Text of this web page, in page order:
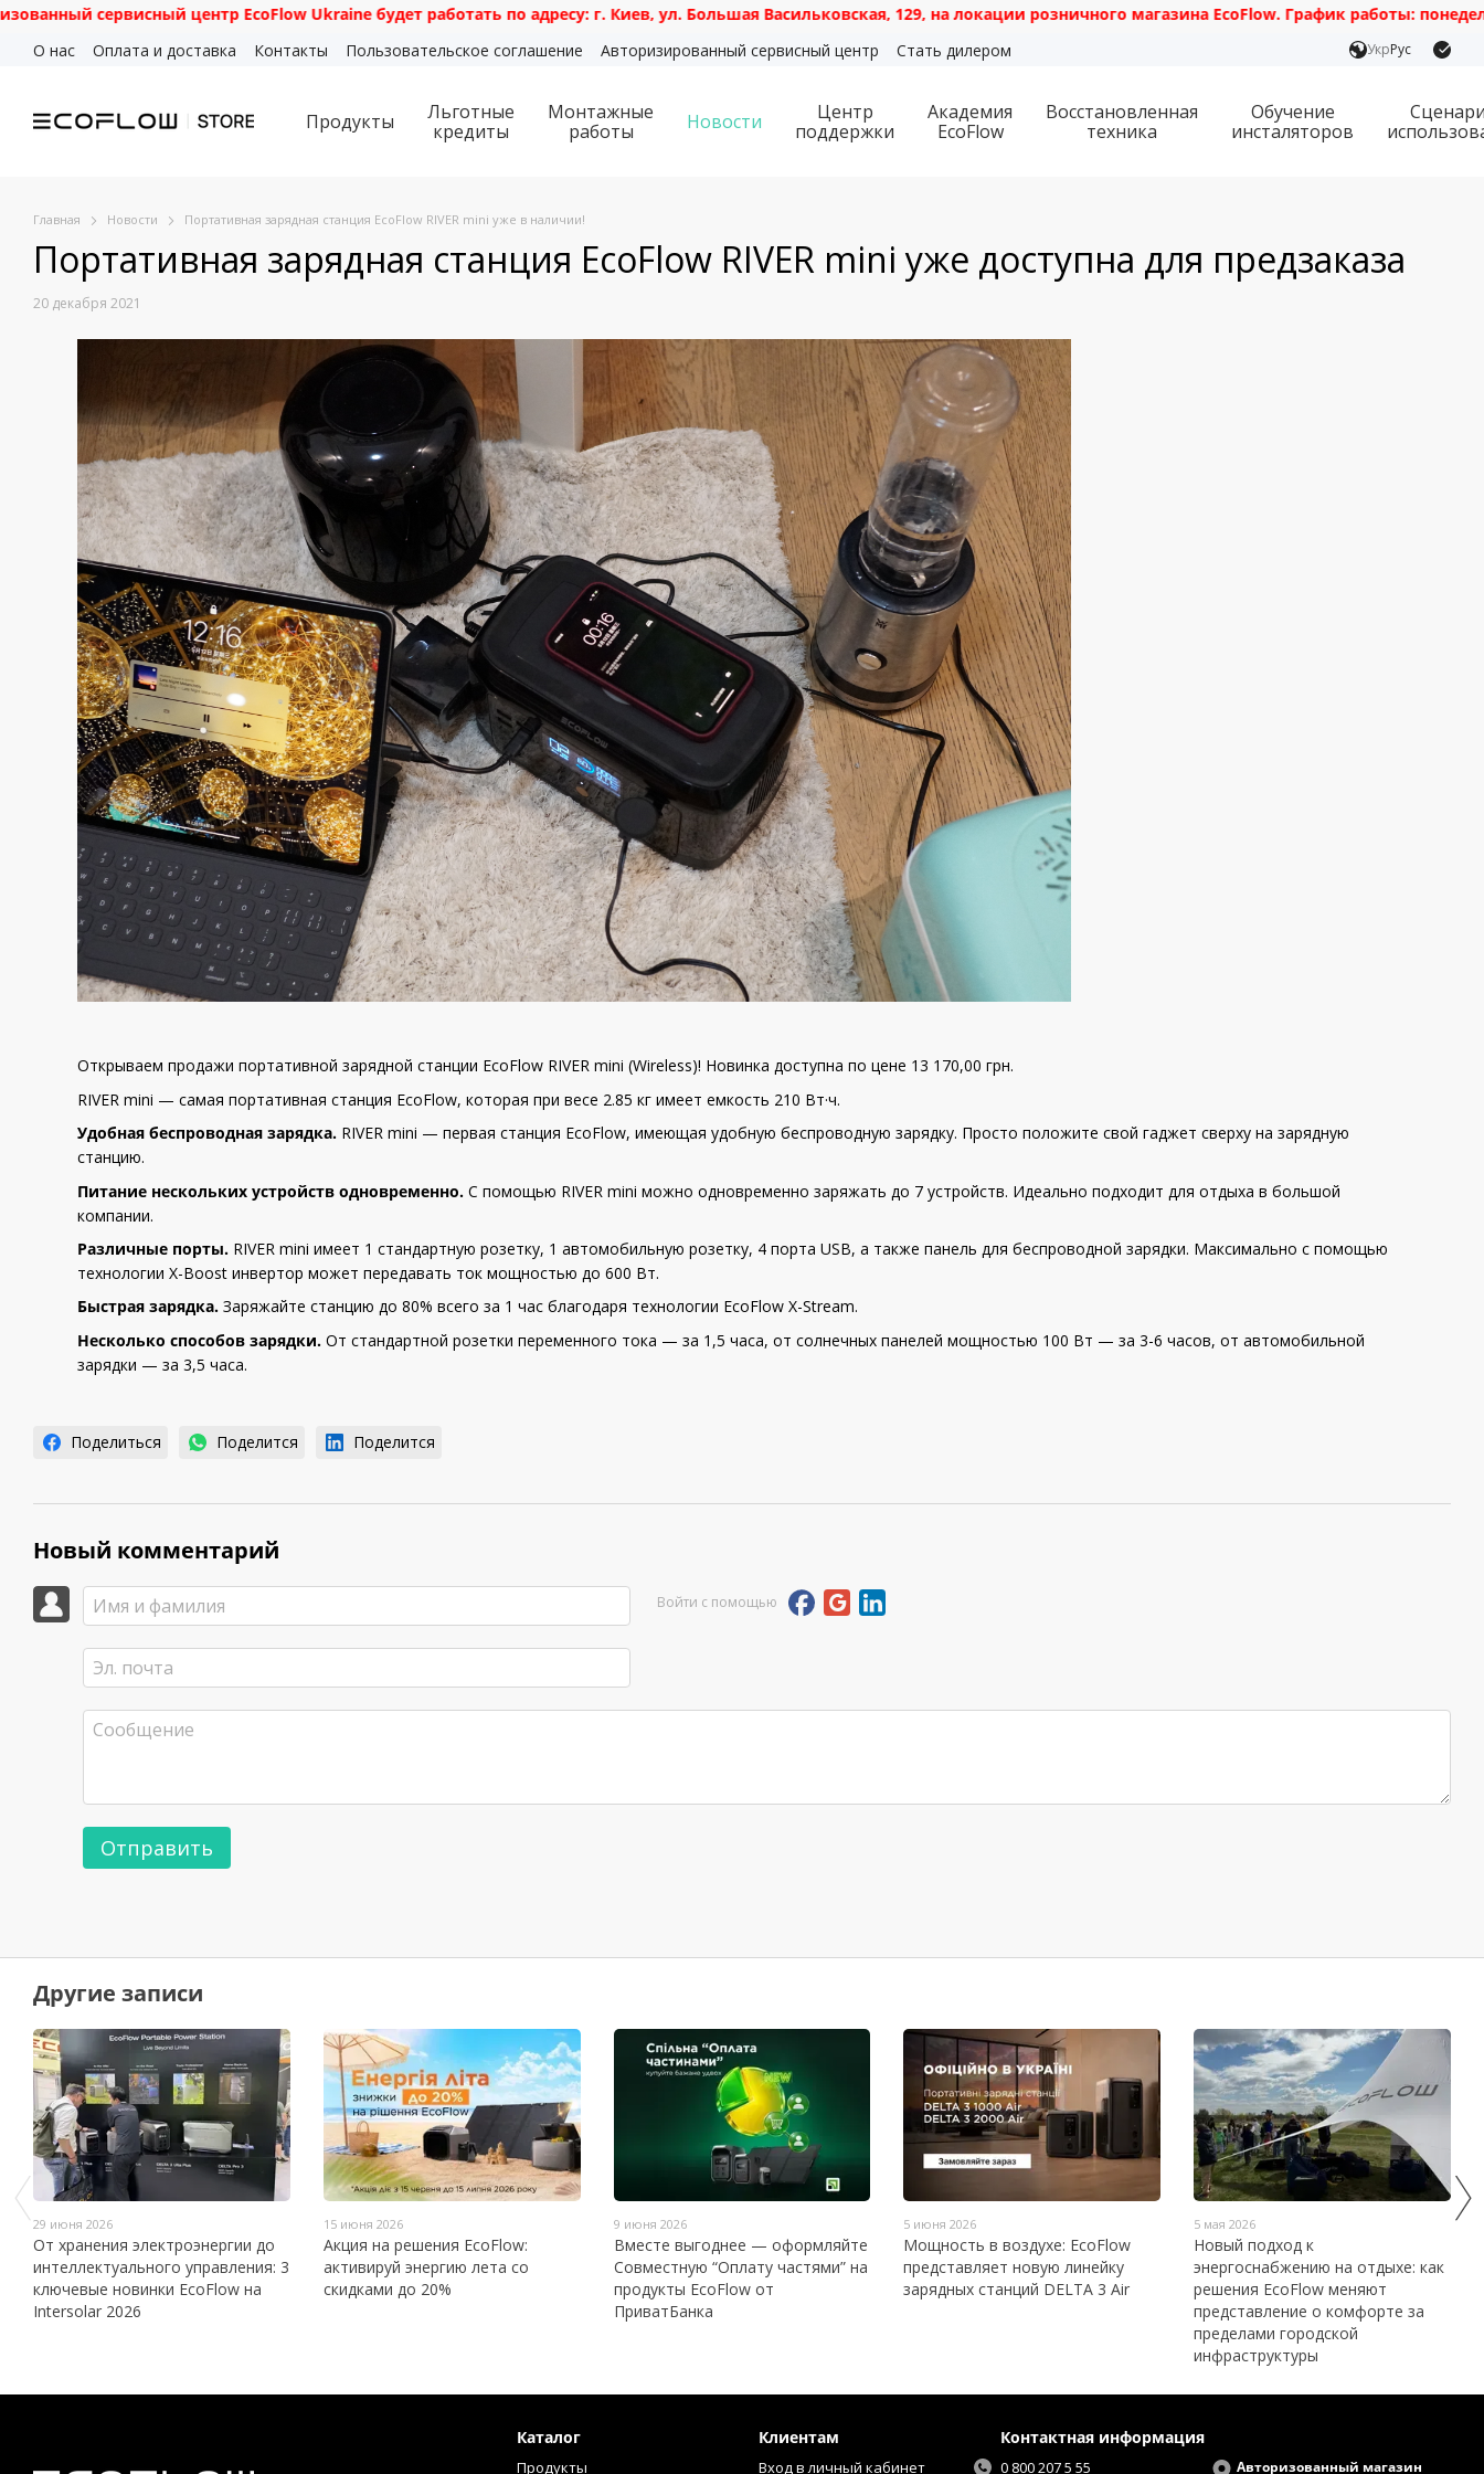
Перейти к основному контенту
центр EcoFlow Ukraine будет работать по адресу: г. Киев, ул. Большая Васильковская, 129, на локации розничного магазина EcoFlow. График работы: понедельник —
О нас
Оплата и доставка Контакты Пользовательское соглашение Авторизированный сервисный центр Стать дилером УкрРус
Продукты
Льготные
кредиты
Монтажные
работы
Новости
Центр
поддержки
Академия
EcoFlow
Восстановленная
техника
Обучение
инсталяторов
Главная Новости Портативная зарядная станция EcoFlow RIVER mini уже в наличии!
Портативная зарядная станция EcoFlow RIVER mini уже доступна для предзаказа
20 декабря 2021
Открываем продажи портативной зарядной станции ​​EcoFlow RIVER mini (Wireless)! Новинка доступна по цене 13 170,00 грн.
RIVER mini — самая портативная станция EcoFlow, которая при весе 2.85 кг имеет емкость 210 Вт·ч.
Удобная беспроводная зарядка. RIVER mini — первая станция EcoFlow, имеющая удобную беспроводную зарядку. Просто положите свой гаджет сверху на зарядную
станцию.
Питание нескольких устройств одновременно. С помощью RIVER mini можно одновременно заряжать до 7 устройств. Идеально подходит для отдыха в большой
компании.
Различные порты. RIVER mini имеет 1 стандартную розетку, 1 автомобильную розетку, 4 порта USB, а также панель для беспроводной зарядки. Максимально с помощью
технологии X-Boost инвертор может передавать ток мощностью до 600 Вт.
Быстрая зарядка. Заряжайте станцию ​​до 80% всего за 1 час благодаря технологии EcoFlow X-Stream.
Несколько способов зарядки. От стандартной розетки переменного тока — за 1,5 часа, от солнечных панелей мощностью 100 Вт — за 3-6 часов, от автомобильной
зарядки — за 3,5 часа.
Поделиться Поделится Поделится
Новый комментарий
Войти с помощью
Отправить
Другие записи
29 июня 2026
От хранения электроэнергии до
интеллектуального управления: 3
ключевые новинки EcoFlow на
Intersolar 2026
15 июня 2026
Акция на решения EcoFlow:
активируй энергию лета со
скидками до 20%
9 июня 2026
Вместе выгоднее — оформляйте
Совместную “Оплату частями” на
продукты EcoFlow от
ПриватБанка
5 июня 2026
Мощность в воздухе: EcoFlow
представляет новую линейку
зарядных станций DELTA 3 Air
5 мая 2026
Новый подход к
энергоснабжению на отдыхе: как
решения EcoFlow меняют
представление о комфорте за
пределами городской
инфраструктуры
Каталог
Продукты
Клиентам
Вход в личный кабинет
Контактная информация
0 800 207 5 55 Авторизованный магазин